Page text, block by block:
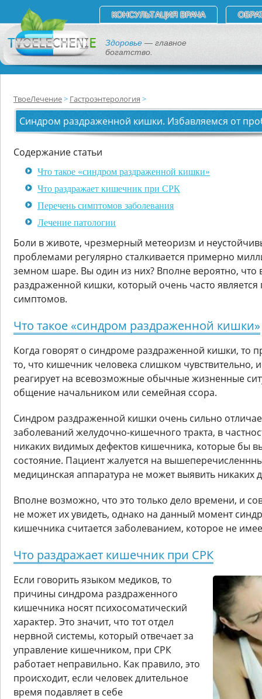
КОНСУЛЬТАЦИЯ ВРАЧА
Здоровье — главное
богатство.
ТвоеЛечение Гастроэнтерология
Синдром раздраженной кишки. Избавляемся от
Содержание статьи
Что такое «синдром раздраженной кишки»
Что раздражает кишечник при СРК
Перечень симптомов заболевания
Лечение патологии
Боли в животе, чрезмерный метеоризм и
проблемами регулярно сталкивается примерно
земном шаре. Вы один из них? Вполне вероятно, что
раздраженной кишки, который очень часто является
симптомов.
Что такое «синдром раздраженной кишки»
Когда говорят о синдроме раздраженной кишки, то
то, что кишечник человека слишком чувствительно,
реагирует на всевозможные обычные жизненные
общение начальником или семейная ссора.
Синдром раздраженной кишки очень сильно
заболеваний желудочно-кишечного тракта, в
никаких видимых дефектов кишечника, которые бы
состояние. Пациент жалуется на
медицинская аппаратура не может выявить никаких
Вполне возможно, что это только дело времени, и
не может их увидеть, однако на данный момент
кишечника считается заболеванием, которое не
Что раздражает кишечник при СРК
Если говорить языком медиков, то
причины синдрома раздраженного
кишечника носят психосоматический
характер. Это значит, что тот отдел
нервной системы, который отвечает за
управление кишечником, при СРК
работает неправильно. Как правило, это
происходит, если человек длительное
время подавляет в себе